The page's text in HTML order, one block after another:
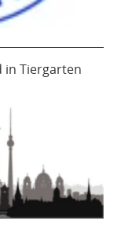
in Tiergarten